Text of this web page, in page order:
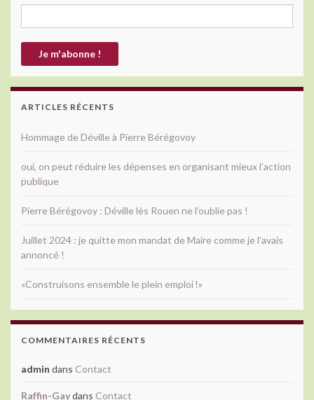
ARTICLES RÉCENTS
Hommage de Déville à Pierre Bérégovoy
oui, on peut réduire les dépenses en organisant mieux l’action
publique
Pierre Bérégovoy : Déville lès Rouen ne l’oublie pas !
Juillet 2024 : je quitte mon mandat de Maire comme je l’avais
annoncé !
«Construisons ensemble le plein emploi !»
COMMENTAIRES RÉCENTS
admin dans Contact
Raffin-Gaydans Contact